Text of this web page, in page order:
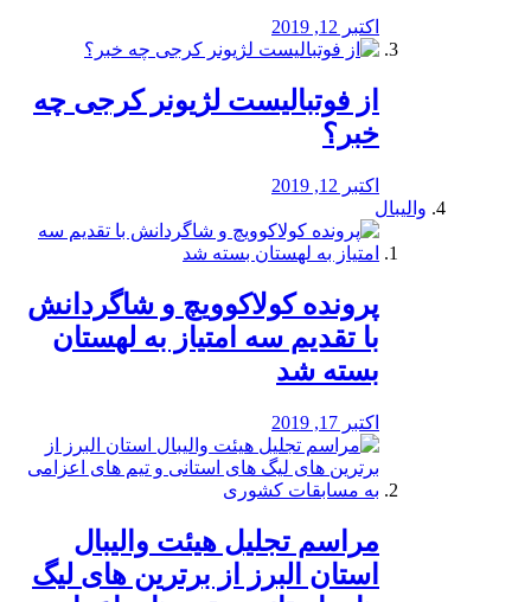
اکتبر 12, 2019
از فوتبالیست لژیونر کرجی چه
خبر؟
اکتبر 12, 2019
والیبال
پرونده کولاکوویچ و شاگردانش
با تقدیم سه امتیاز به لهستان
بسته شد
اکتبر 17, 2019
مراسم تجلیل هیئت والیبال
استان البرز از برترین های لیگ